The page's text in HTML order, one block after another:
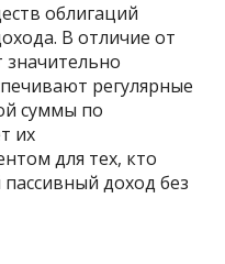
облигаций
В отличие от
регулярные
суммы по
их
для тех, кто
доход без